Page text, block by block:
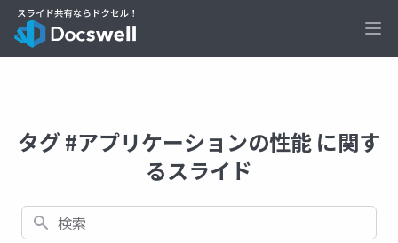
タグ #アプリケーションの性能 に関す
るスライド
検索